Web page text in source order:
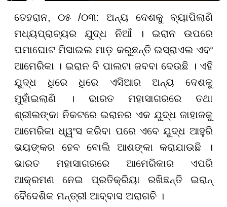
ତେହରାନ, ୦୫ /୦୩: ଅନ୍ୟ ଦେଶକୁ ବ୍ୟାପିଲାଣି
ମଧ୍ୟପ୍ରାଚ୍ୟର ଯୁଦ୍ଧ ନିଆଁ । ଇରାନ ଉପରେ
ଘମାଘୋଟ ମିସାଇଲ ମାଡ଼ କରୁଛନ୍ତି ଇସ୍ରାଏଲ ଏବଂ
ଆମେରିକା । ଇରାନ ବି ପାଲଟା ଜବବା ଦେଉଛି । ଏହି
ଯୁଦ୍ଧ ଧିରେ ଧିରେ ଏସିଆର ଅନ୍ୟ ଦେଶକୁ
ମୁହାଁଇଲାଣି । ଭାରତ ମହାସାଗରରେ ତଥା
ଶ୍ରୀଲଙ୍କା ନିକଟରେ ଇରାନର ଏକ ଯୁଦ୍ଧ ଜାହାଜକୁ
ଆମେରିକା ଧ୍ୱଂସ କରିବା ପରେ ଏବେ ଯୁଦ୍ଧ ଆହୁରି
ଭୟଙ୍କର ହେବ ବୋଲି ଆଶଙ୍କା କରାଯାଉଛି ।
ଭାରତ ମହାସାଗରରେ ଆମେରିକାର ଏପରି
ଆକ୍ରମଣ ନେଇ ପ୍ରତିକ୍ରିୟା ରଖିଛନ୍ତି ଇରାନ୍
ବୈଦେଶିକ ମନ୍ତ୍ରୀ ଆବ୍ବାସ ଅରାଗଚି ।